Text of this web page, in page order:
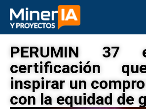
PERUMIN 37
certificación
inspirar un
con la equidad de